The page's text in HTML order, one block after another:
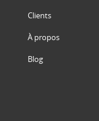
Clients
À propos
Blog